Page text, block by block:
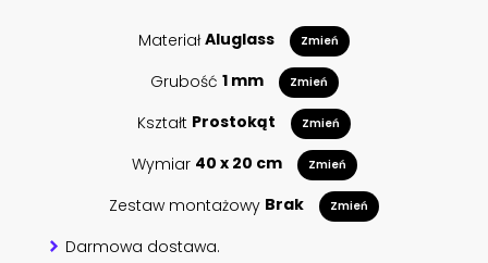
MateriałAluglass Zmień
Grubość 1 mm Zmień
Kształt Prostokąt Zmień
Wymiar 40 x 20 cm Zmień
Zestaw montażowy Brak Zmień
Darmowa dostawa.